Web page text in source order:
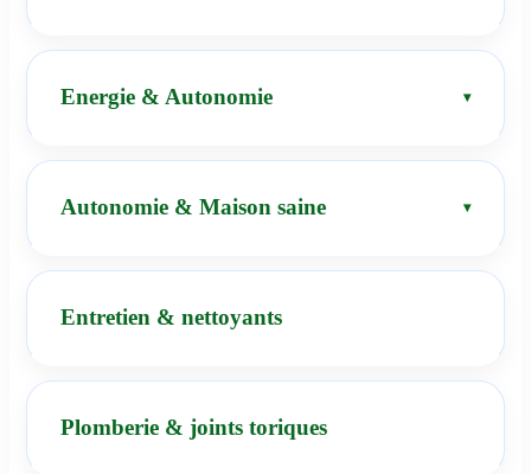
Energie & Autonomie
Autonomie & Maison saine
Entretien & nettoyants
Plomberie & joints toriques